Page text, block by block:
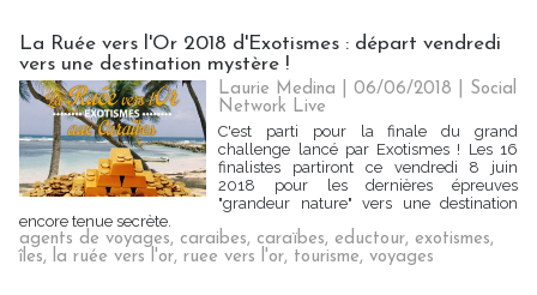
La Ruée vers l'Or 2018 d'Exotismes : départ vendredi
vers une destination mystère !
Laurie Medina | 06/06/2018
Social
Network Live
C'est parti pour la finale du grand
challenge lancé par Exotismes ! Les 16
finalistes partiront ce vendredi 8 juin
2018 pour les dernières épreuves
"grandeur nature" vers une destination
encore tenue secrète.
agents de voyages, caraibes, caraïbes, eductour, exotismes,
îles, la ruée vers l'or, ruee vers l'or, tourisme, voyages